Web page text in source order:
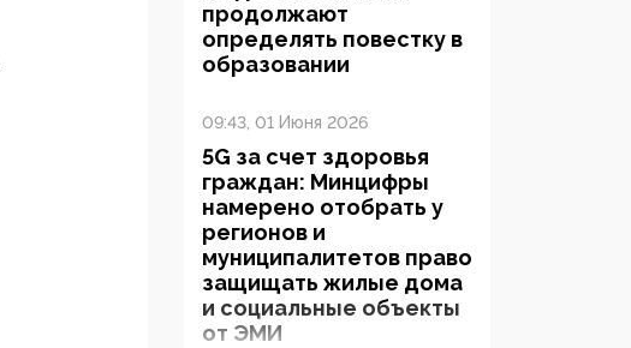
продолжают
определять повестку в
образовании
09:43, 01 Июня 2026
5G за счет здоровья
граждан: Минцифры
намерено отобрать у
регионов и
муниципалитетов право
защищать жилые дома
и социальные объекты
от ЭМИ